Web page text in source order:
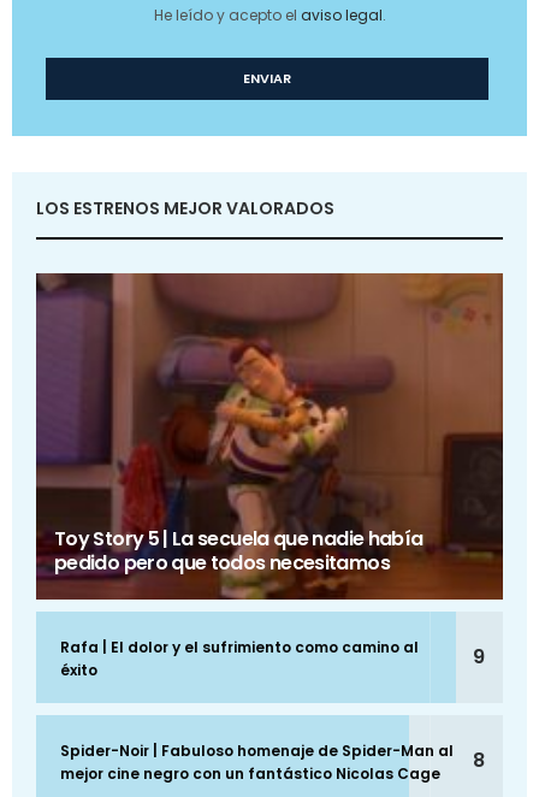
He leído y acepto el aviso legal.
LOS ESTRENOS MEJOR VALORADOS
Toy Story 5 | La secuela que nadie había
pedido pero que todos necesitamos
Rafa | El dolor y el sufrimiento como camino al
éxito
9
Spider-Noir | Fabuloso homenaje de Spider-Man al
mejor cine negro con un fantástico Nicolas Cage
8